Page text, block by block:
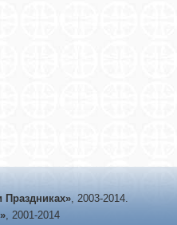
, 2003-2014.
, 2001-2014